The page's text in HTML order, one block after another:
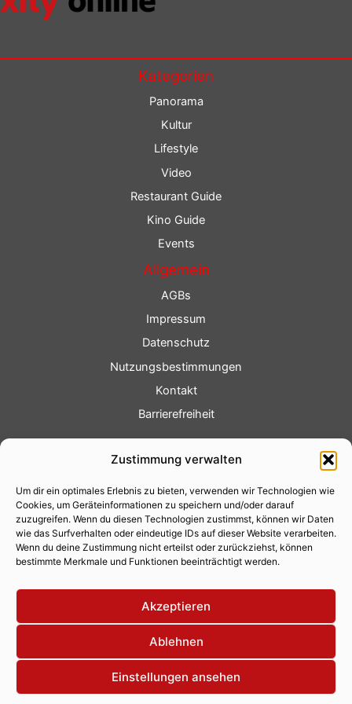
Zustimmung verwalten
Um dir ein optimales Erlebnis zu bieten, verwenden wir Technologien wie
Cookies, um Geräteinformationen zu speichern und/oder darauf
zuzugreifen. Wenn du diesen Technologien zustimmst, können wir Daten
wie das Surfverhalten oder eindeutige IDs auf dieser Website verarbeiten.
Wenn du deine Zustimmung nicht erteilst oder zurückziehst, können
bestimmte Merkmale und Funktionen beeinträchtigt werden.
Akzeptieren
Ablehnen
Einstellungen ansehen
Kategorien
Panorama
Kultur
Lifestyle
Video
Restaurant Guide
Kino Guide
Events
Allgemein
AGBs
Impressum
Datenschutz
Nutzungsbestimmungen
Kontakt
Barrierefreiheit
Fotoservice
Videoservice
Werbung
Contenterstellung
Lokalnachrichten
Lokalfernsehen
Eventkalender